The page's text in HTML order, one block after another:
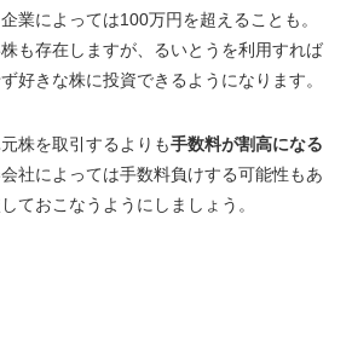
業によっては100万円を超えることも。
も存在しますが、るいとうを利用すれば
好きな株に投資できるようになります。
株を取引するよりも手数料が割高になる
社によっては手数料負けする可能性もあ
ておこなうようにしましょう。